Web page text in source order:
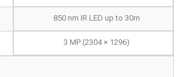
850 nm IR LED up to 30m
3 MP (2304 × 1296)